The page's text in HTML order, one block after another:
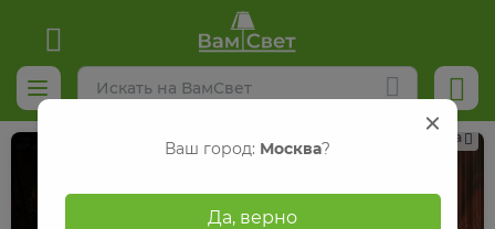
Реклама
Ваш город: Москва?
Да, верно